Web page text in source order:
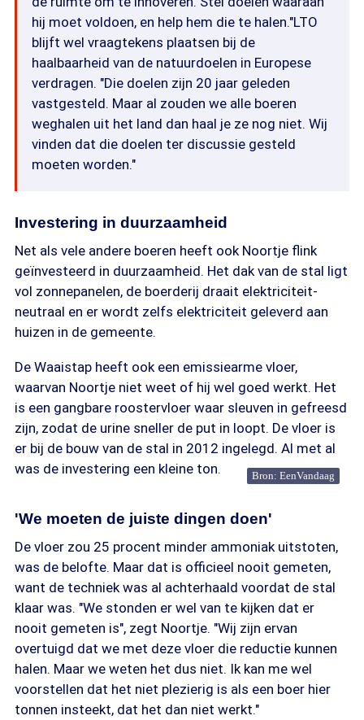
hij moet voldoen, en help hem die te halen."LTO
blijft wel vraagtekens plaatsen bij de
haalbaarheid van de natuurdoelen in Europese
verdragen. "Die doelen zijn 20 jaar geleden
vastgesteld. Maar al zouden we alle boeren
weghalen uit het land dan haal je ze nog niet. Wij
vinden dat die doelen ter discussie gesteld
moeten worden."
Investering in duurzaamheid
Net als vele andere boeren heeft ook Noortje flink
geïnvesteerd in duurzaamheid. Het dak van de stal ligt
vol zonnepanelen, de boerderij draait elektriciteit-
neutraal en er wordt zelfs elektriciteit geleverd aan
huizen in de gemeente.
De Waaistap heeft ook een emissiearme vloer,
waarvan Noortje niet weet of hij wel goed werkt. Het
is een gangbare roostervloer waar sleuven in gefreesd
zijn, zodat de urine sneller de put in loopt. De vloer is
er bij de bouw van de stal in 2012 ingelegd. Al met al
was de investering een kleine ton.
Bron: EenVandaag
'We moeten de juiste dingen doen'
De vloer zou 25 procent minder ammoniak uitstoten,
was de belofte. Maar dat is officieel nooit gemeten,
want de techniek was al achterhaald voordat de stal
klaar was. "We stonden er wel van te kijken dat er
nooit gemeten is", zegt Noortje. "Wij zijn ervan
overtuigd dat we met deze vloer die reductie kunnen
halen. Maar we weten het dus niet. Ik kan me wel
voorstellen dat het niet plezierig is als een boer hier
tonnen insteekt, dat het dan niet werkt."